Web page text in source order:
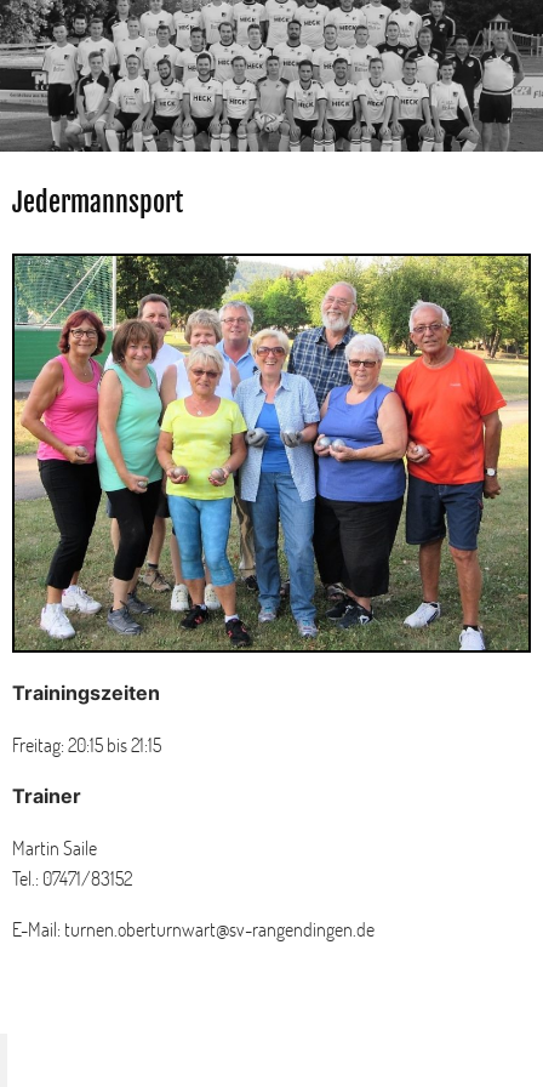
Jedermannsport
Trainingszeiten
Freitag: 20:15 bis 21:15
Trainer
Martin Saile
Tel.: 07471/83152
E-Mail: turnen.oberturnwart@sv-rangendingen.de